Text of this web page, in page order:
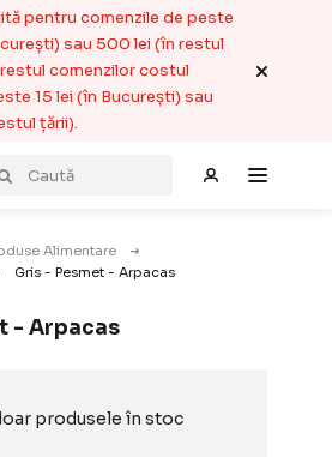
pentru comenzile de peste
sau 500 lei (în restul
comenzilor costul
15 lei (în București) sau
țării).
Alimentare
Gris - Pesmet - Arpacas
- Arpacas
produsele în stoc